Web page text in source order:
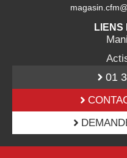
LIENS
01